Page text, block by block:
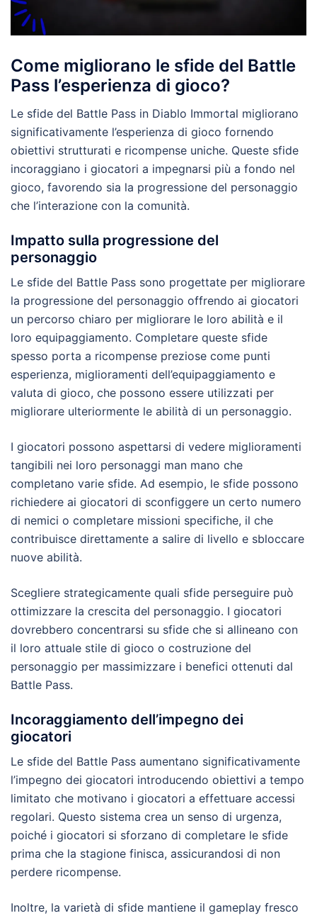
Come migliorano le sfide del Battle
Pass l’esperienza di gioco?
Le sfide del Battle Pass in Diablo Immortal migliorano
significativamente l’esperienza di gioco fornendo
obiettivi strutturati e ricompense uniche. Queste sfide
incoraggiano i giocatori a impegnarsi più a fondo nel
gioco, favorendo sia la progressione del personaggio
che l’interazione con la comunità.
Impatto sulla progressione del
personaggio
Le sfide del Battle Pass sono progettate per migliorare
la progressione del personaggio offrendo ai giocatori
un percorso chiaro per migliorare le loro abilità e il
loro equipaggiamento. Completare queste sfide
spesso porta a ricompense preziose come punti
esperienza, miglioramenti dell’equipaggiamento e
valuta di gioco, che possono essere utilizzati per
migliorare ulteriormente le abilità di un personaggio.
I giocatori possono aspettarsi di vedere miglioramenti
tangibili nei loro personaggi man mano che
completano varie sfide. Ad esempio, le sfide possono
richiedere ai giocatori di sconfiggere un certo numero
di nemici o completare missioni specifiche, il che
contribuisce direttamente a salire di livello e sbloccare
nuove abilità.
Scegliere strategicamente quali sfide perseguire può
ottimizzare la crescita del personaggio. I giocatori
dovrebbero concentrarsi su sfide che si allineano con
il loro attuale stile di gioco o costruzione del
personaggio per massimizzare i benefici ottenuti dal
Battle Pass.
Incoraggiamento dell’impegno dei
giocatori
Le sfide del Battle Pass aumentano significativamente
l’impegno dei giocatori introducendo obiettivi a tempo
limitato che motivano i giocatori a effettuare accessi
regolari. Questo sistema crea un senso di urgenza,
poiché i giocatori si sforzano di completare le sfide
prima che la stagione finisca, assicurandosi di non
perdere ricompense.
Inoltre, la varietà di sfide mantiene il gameplay fresco